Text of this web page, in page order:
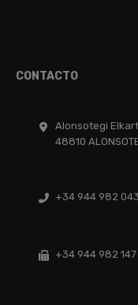
CONTACTO
Alonsotegi
48810
+34 944 982 043
+34 944 982 147